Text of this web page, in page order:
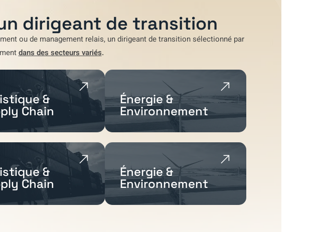
dirigeant de transition
ou de management relais, un dirigeant de transition sélectionné par
dans des secteurs variés.
&
Chain
Énergie &
Environnement
&
Chain
Énergie &
Environnement